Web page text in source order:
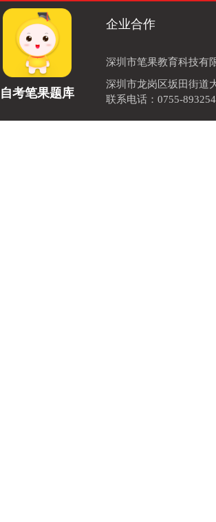
自考笔果题库
企业合作
深圳市笔果教育科技有
深圳市龙岗区坂田街道
联系电话：0755-